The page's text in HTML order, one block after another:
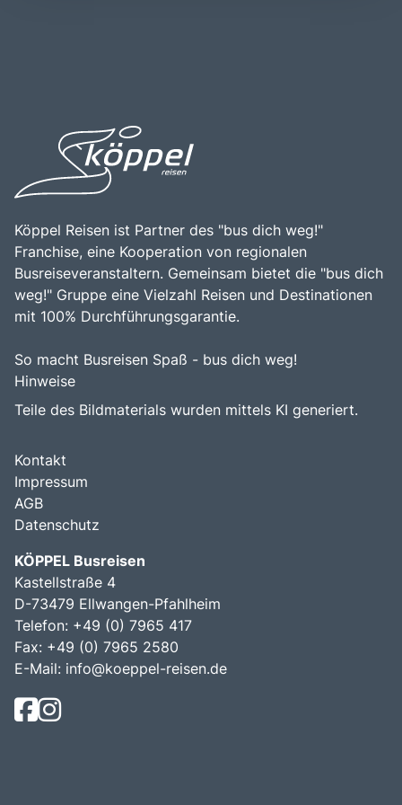
köstlichen Mehlspeisen.
Wolfgangsee zu einem unvergesslichen Erlebnis für alle,
die die Schönheit und Vielfalt dieser einzigartigen Region
entdecken möchten.
Köppel Reisen ist Partner des "bus dich weg!"
Franchise, eine Kooperation von regionalen
Busreiseveranstaltern. Gemeinsam bietet die "bus dich
weg!" Gruppe eine Vielzahl Reisen und Destinationen
mit 100% Durchführungsgarantie.
So macht Busreisen Spaß - bus dich weg!
Hinweise
Teile des Bildmaterials wurden mittels KI generiert.
Kontakt
Impressum
AGB
Datenschutz
KÖPPEL Busreisen
Kastellstraße 4
D-73479 Ellwangen-Pfahlheim
Telefon: +49 (0) 7965 417
Fax: +49 (0) 7965 2580
E-Mail: info@koeppel-reisen.de